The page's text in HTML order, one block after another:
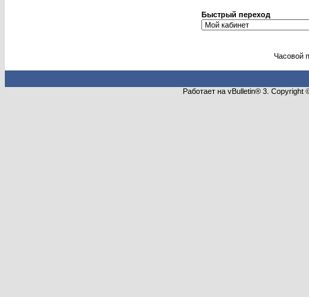
Быстрый переход
Часовой
Работает на vBulletin® 3.